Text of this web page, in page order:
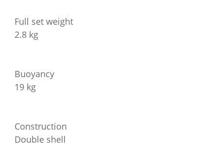
Full set weight
2.8 kg
Buoyancy
19 kg
Construction
Double shell